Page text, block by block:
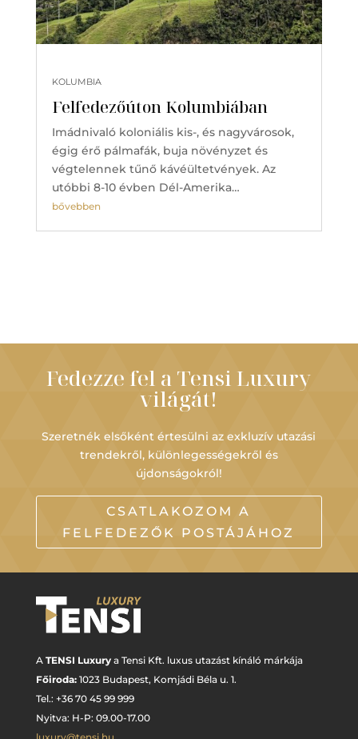
Felfedezőúton Kolumbiában
KOLUMBIA
Imádnivaló koloniális kis-, és nagyvárosok,
égig érő pálmafák, buja növényzet és
végtelennek tűnő kávéültetvények. Az
utóbbi 8-10 évben Dél-Amerika…
bővebben
Fedezze fel a Tensi Luxury
világát!
Szeretnék elsőként értesülni az exkluzív utazási
trendekről, különlegességekről és
újdonságokról!
CSATLAKOZOM A
FELFEDEZŐK POSTÁJÁHOZ
A TENSI Luxurya Tensi Kft. luxus utazást kínáló márkája
Főiroda: 1023 Budapest, Komjádi Béla u. 1.
Tel.: +36 70 45 99 999
Nyitva: H-P: 09.00-17.00